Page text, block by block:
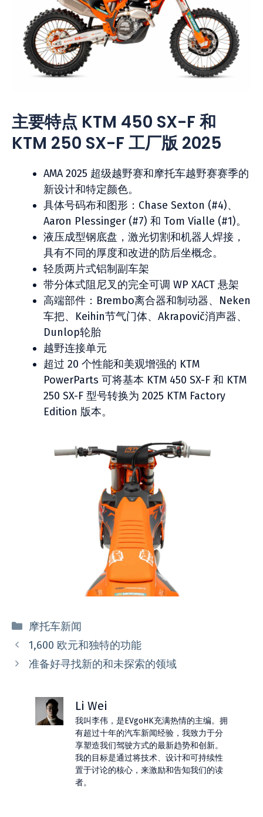
主要特点 KTM 450 SX-F 和
KTM 250 SX-F 工厂版 2025
AMA 2025 超级越野赛和摩托车越野赛赛季的
新设计和特定颜色。
具体号码布和图形：Chase Sexton (#4)、
Aaron Plessinger (#7) 和 Tom Vialle (#1)。
液压成型钢底盘，激光切割和机器人焊接，
具有不同的厚度和改进的防后坐概念。
轻质两片式铝制副车架
带分体式阻尼叉的完全可调 WP XACT 悬架
高端部件：Brembo离合器和制动器、Neken
车把、Keihin节气门体、Akrapovič消声器、
Dunlop轮胎
越野连接单元
超过 20 个性能和美观增强的 KTM
PowerParts 可将基本 KTM 450 SX-F 和 KTM
250 SX-F 型号转换为 2025 KTM Factory
Edition 版本。
分
类
摩托车新闻
1,600 欧元和独特的功能
准备好寻找新的和未探索的领域
Li Wei
我叫李伟，是EVgoHK充满热情的主编。拥
有超过十年的汽车新闻经验，我致力于分
享塑造我们驾驶方式的最新趋势和创新。
我的目标是通过将技术、设计和可持续性
置于讨论的核心，来激励和告知我们的读
者。